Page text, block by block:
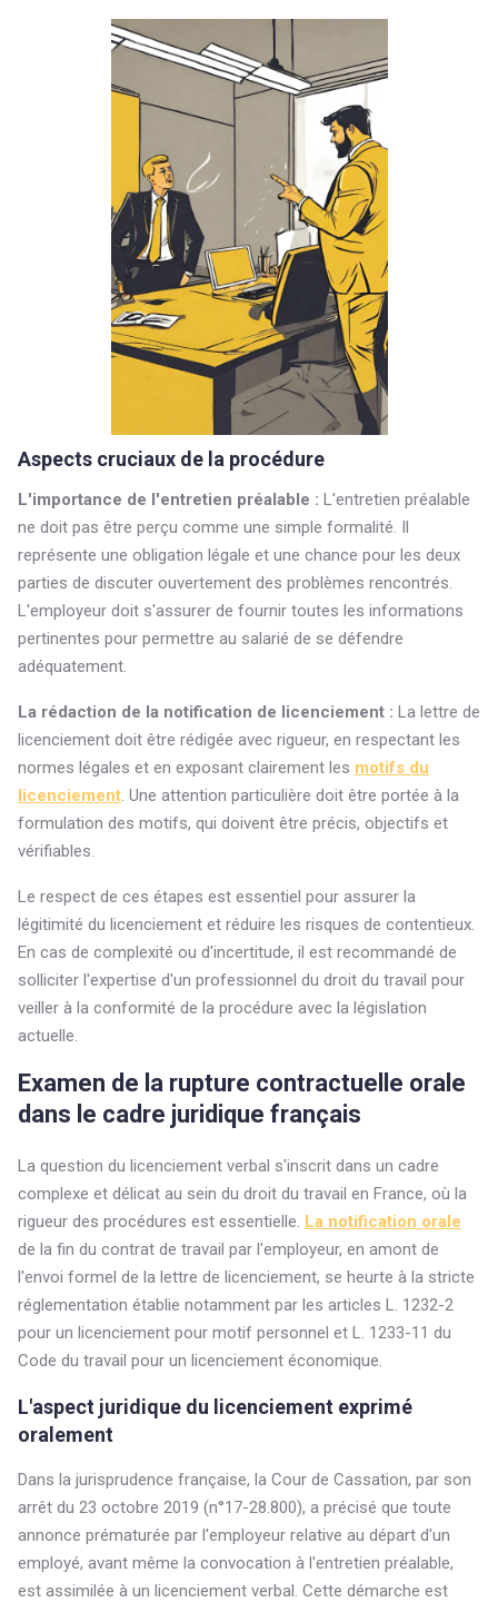
Aspects cruciaux de la procédure
L'importance de l'entretien préalable : L'entretien préalable
ne doit pas être perçu comme une simple formalité. Il
représente une obligation légale et une chance pour les deux
parties de discuter ouvertement des problèmes rencontrés.
L'employeur doit s'assurer de fournir toutes les informations
pertinentes pour permettre au salarié de se défendre
adéquatement.
La rédaction de la notification de licenciement : La lettre de
licenciement doit être rédigée avec rigueur, en respectant les
normes légales et en exposant clairement les motifs du
licenciement. Une attention particulière doit être portée à la
formulation des motifs, qui doivent être précis, objectifs et
vérifiables.
Le respect de ces étapes est essentiel pour assurer la
légitimité du licenciement et réduire les risques de contentieux.
En cas de complexité ou d'incertitude, il est recommandé de
solliciter l'expertise d'un professionnel du droit du travail pour
veiller à la conformité de la procédure avec la législation
actuelle.
Examen de la rupture contractuelle orale
dans le cadre juridique français
La question du licenciement verbal s'inscrit dans un cadre
complexe et délicat au sein du droit du travail en France, où la
rigueur des procédures est essentielle. La notification orale
de la fin du contrat de travail par l'employeur, en amont de
l'envoi formel de la lettre de licenciement, se heurte à la stricte
réglementation établie notamment par les articles L. 1232-2
pour un licenciement pour motif personnel et L. 1233-11 du
Code du travail pour un licenciement économique.
L'aspect juridique du licenciement exprimé
oralement
Dans la jurisprudence française, la Cour de Cassation, par son
arrêt du 23 octobre 2019 (n°17-28.800), a précisé que toute
annonce prématurée par l'employeur relative au départ d'un
employé, avant même la convocation à l'entretien préalable,
est assimilée à un licenciement verbal. Cette démarche est